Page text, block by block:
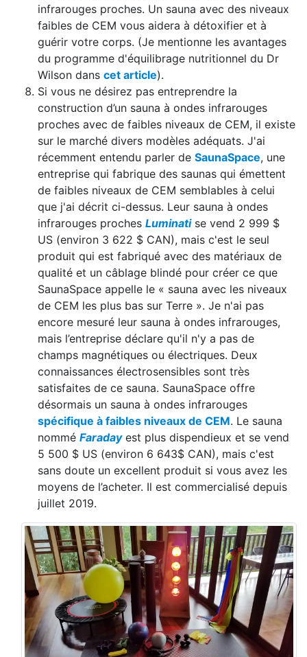
infrarouges proches. Un sauna avec des niveaux
faibles de CEM vous aidera à détoxifier et à
guérir votre corps. (Je mentionne les avantages
du programme d'équilibrage nutritionnel du Dr
Wilson dans cet article).
Si vous ne désirez pas entreprendre la
construction d’un sauna à ondes infrarouges
proches avec de faibles niveaux de CEM, il existe
sur le marché divers modèles adéquats. J'ai
récemment entendu parler de SaunaSpace, une
entreprise qui fabrique des saunas qui émettent
de faibles niveaux de CEM semblables à celui
que j'ai décrit ci-dessus. Leur sauna à ondes
infrarouges proches Luminatise vend 2 999 $
US (environ 3 622 $ CAN), mais c'est le seul
produit qui est fabriqué avec des matériaux de
qualité et un câblage blindé pour créer ce que
SaunaSpace appelle le « sauna avec les niveaux
de CEM les plus bas sur Terre ». Je n'ai pas
encore mesuré leur sauna à ondes infrarouges,
mais l’entreprise déclare qu'il n'y a pas de
champs magnétiques ou électriques. Deux
connaissances électrosensibles sont très
satisfaites de ce sauna. SaunaSpace offre
désormais un sauna à ondes infrarouges
spécifique à faibles niveaux de CEM. Le sauna
nommé Faradayest plus dispendieux et se vend
5 500 $ US (environ 6 643$ CAN), mais c'est
sans doute un excellent produit si vous avez les
moyens de l’acheter. Il est commercialisé depuis
juillet 2019.